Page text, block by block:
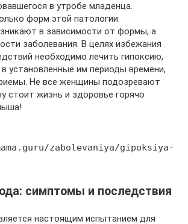
в утробе младенца.
форм этой патологии.
в зависимости от формы, а
заболевания. В целях избежания
необходимо лечить гипоксию,
установленные им периоды времени,
Не все женщины подозревают
стоит жизнь и здоровье горячо
zabolevaniya/gipoksiya-
симптомы и последствия
настоящим испытанием для